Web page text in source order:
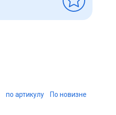
по артикулу По новизне